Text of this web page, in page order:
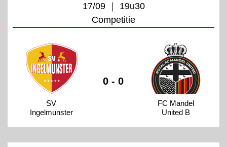
17/09 ｜ 19u30
Competitie
SV
Ingelmunster
0 - 0
FC Mandel
United B